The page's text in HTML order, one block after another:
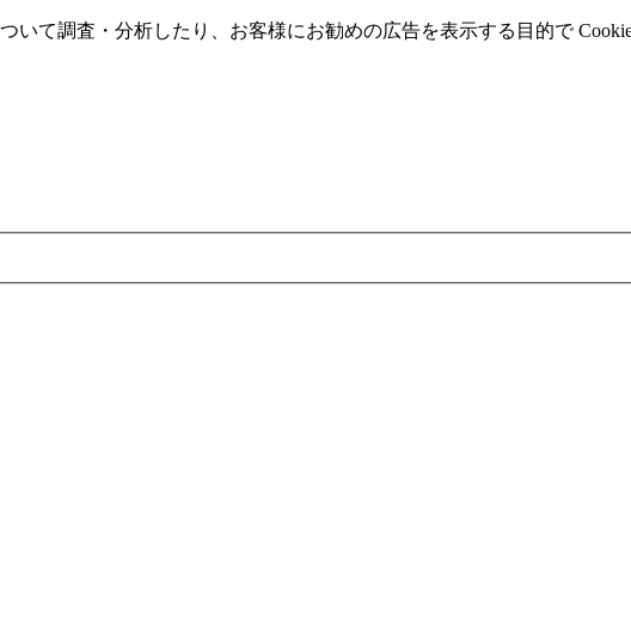
いて調査・分析したり、お客様にお勧めの広告を表⽰する⽬的で